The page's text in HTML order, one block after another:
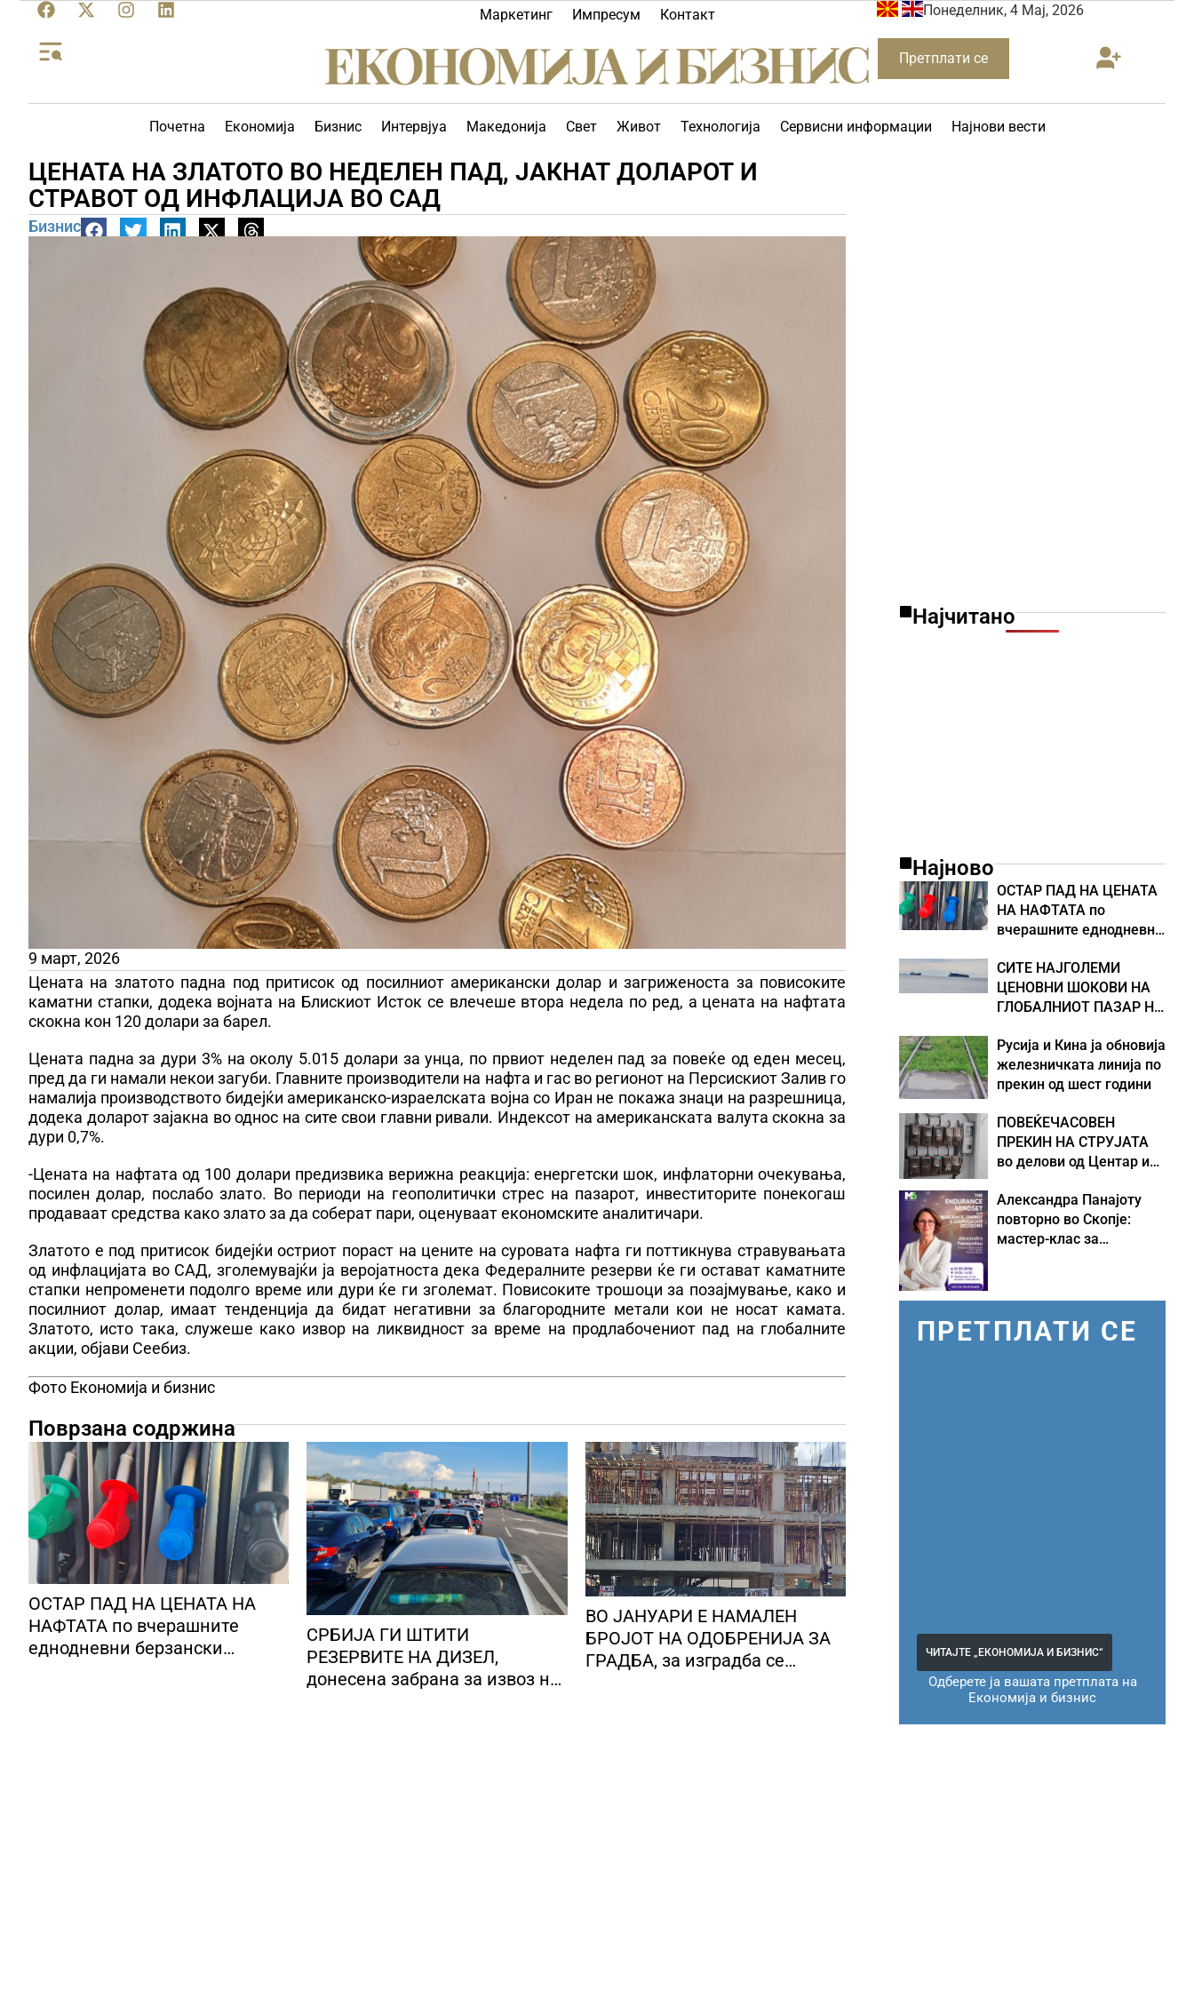
Маркетинг Импресум Контакт Понеделник, 4 Мај, 2026
Претплати се
Почетна Економија Бизнис Интервјуа Македонија Свет Живот Технологија Сервисни информации Најнови вести
ЦЕНАТА НА ЗЛАТОТО ВО НЕДЕЛЕН ПАД, ЈАКНАТ ДОЛАРОТ И
СТРАВОТ ОД ИНФЛАЦИЈА ВО САД
Бизнис
9 март, 2026
Цената на златото падна под притисок од посилниот американски долар и загриженоста за повисоките
каматни стапки, додека војната на Блискиот Исток се влечеше втора недела по ред, а цената на нафтата
скокна кон 120 долари за барел.
Цената падна за дури 3% на околу 5.015 долари за унца, по првиот неделен пад за повеќе од еден месец,
пред да ги намали некои загуби. Главните производители на нафта и гас во регионот на Персискиот Залив го
намалија производството бидејќи американско-израелската војна со Иран не покажа знаци на разрешница,
додека доларот зајакна во однос на сите свои главни ривали. Индексот на американската валута скокна за
дури 0,7%.
-Цената на нафтата од 100 долари предизвика верижна реакција: енергетски шок, инфлаторни очекувања,
посилен долар, послабо злато. Во периоди на геополитички стрес на пазарот, инвеститорите понекогаш
продаваат средства како злато за да соберат пари, оценуваат економските аналитичари.
Златото е под притисок бидејќи остриот пораст на цените на суровата нафта ги поттикнува стравувањата
од инфлацијата во САД, зголемувајќи ја веројатноста дека Федералните резерви ќе ги остават каматните
стапки непроменети подолго време или дури ќе ги зголемат. Повисоките трошоци за позајмување, како и
посилниот долар, имаат тенденција да бидат негативни за благородните метали кои не носат камата.
Златото, исто така, служеше како извор на ликвидност за време на продлабочениот пад на глобалните
акции, објави Сеебиз.
Фото Економија и бизнис
Поврзана содржина
ОСТАР ПАД НА ЦЕНАТА НА
НАФТАТА по вчерашните
еднодневни берзански
СРБИЈА ГИ ШТИТИ
РЕЗЕРВИТЕ НА ДИЗЕЛ,
донесена забрана за извоз на
ВО ЈАНУАРИ Е НАМАЛЕН
БРОЈОТ НА ОДОБРЕНИЈА ЗА
ГРАДБА, за изградба се
Најчитано
Најново
ОСТАР ПАД НА ЦЕНАТА
НА НАФТАТА по
вчерашните еднодневни
СИТЕ НАЈГОЛЕМИ
ЦЕНОВНИ ШОКОВИ НА
ГЛОБАЛНИОТ ПАЗАР НА
воените конфликти во
Персискиот Залив
Русија и Кина ја обновија
железничката линија по
прекин од шест години
ПОВЕЌЕЧАСОВЕН
ПРЕКИН НА СТРУЈАТА
во делови од Центар и
Александра Панајоту
повторно во Скопје:
мастер-клас за
ПРЕТПЛАТИ СЕ
ЧИТАЈТЕ „ЕКОНОМИЈА И БИЗНИС“
Одберете ја вашата претплата на
Економија и бизнис